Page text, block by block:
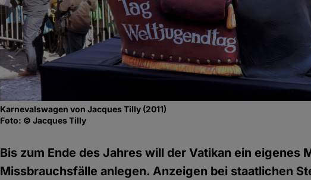
Karnevalswagen von Jacques Tilly (2011)
Foto: © Jacques Tilly
Bis zum Ende des Jahres will der Vatikan ein eigenes
Missbrauchsfälle anlegen. Anzeigen bei staatlichen